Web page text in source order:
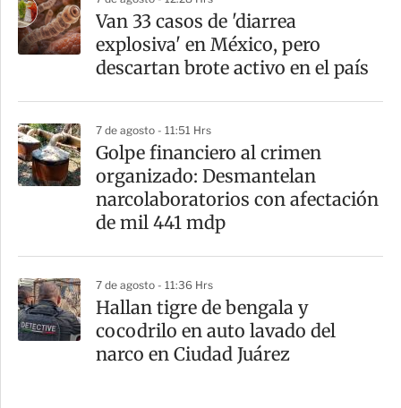
Van 33 casos de 'diarrea
explosiva' en México, pero
descartan brote activo en el país
7 de agosto - 11:51 Hrs
Golpe financiero al crimen
organizado: Desmantelan
narcolaboratorios con afectación
de mil 441 mdp
7 de agosto - 11:36 Hrs
Hallan tigre de bengala y
cocodrilo en auto lavado del
narco en Ciudad Juárez